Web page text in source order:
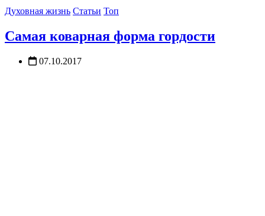
Духовная жизнь Статьи Топ
Самая коварная форма гордости
07.10.2017